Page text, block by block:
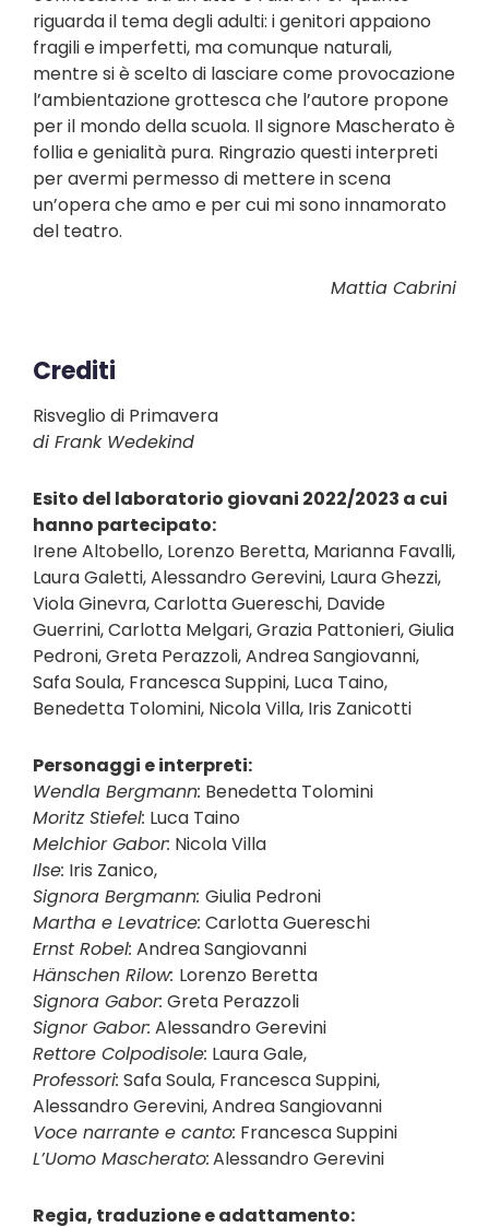
riguarda il tema degli adulti: i genitori appaiono
fragili e imperfetti, ma comunque naturali,
mentre si è scelto di lasciare come provocazione
l’ambientazione grottesca che l’autore propone
per il mondo della scuola. Il signore Mascherato è
follia e genialità pura. Ringrazio questi interpreti
per avermi permesso di mettere in scena
un’opera che amo e per cui mi sono innamorato
del teatro.
Mattia Cabrini
Crediti
Risveglio di Primavera
di Frank Wedekind
Esito del laboratorio giovani 2022/2023 a cui
hanno partecipato:
Irene Altobello, Lorenzo Beretta, Marianna Favalli,
Laura Galetti, Alessandro Gerevini, Laura Ghezzi,
Viola Ginevra, Carlotta Guereschi, Davide
Guerrini, Carlotta Melgari, Grazia Pattonieri, Giulia
Pedroni, Greta Perazzoli, Andrea Sangiovanni,
Safa Soula, Francesca Suppini, Luca Taino,
Benedetta Tolomini, Nicola Villa, Iris Zanicotti
Personaggi e interpreti:
Wendla Bergmann: Benedetta Tolomini
Moritz Stiefel: Luca Taino
Melchior Gabor: Nicola Villa
Ilse: Iris Zanico,
Signora Bergmann: Giulia Pedroni
Martha e Levatrice: Carlotta Guereschi
Ernst Robel: Andrea Sangiovanni
Hänschen Rilow: Lorenzo Beretta
Signora Gabor: Greta Perazzoli
Signor Gabor: Alessandro Gerevini
Rettore Colpodisole: Laura Gale,
Professori: Safa Soula, Francesca Suppini,
Alessandro Gerevini, Andrea Sangiovanni
Voce narrante e canto: Francesca Suppini
L’Uomo Mascherato:Alessandro Gerevini
Regia, traduzione e adattamento: